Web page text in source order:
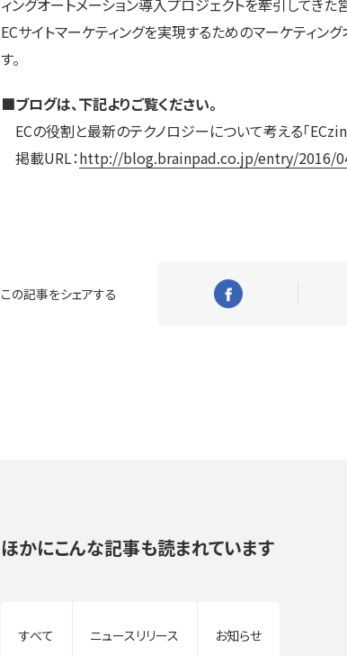
ィングオートメーション導入プロジェクトを牽引してき
ECサイトマーケティングを実現するためのマーケティン
す。
■ブログは、下記よりご覧ください。
ECの役割と最新のテクノロジーについて考える「
掲載URL：http://blog.brainpad.co.jp/entry/2016/
この記事をシェアする
ほかにこんな記事も読まれています
すべて ニュースリリース お知らせ